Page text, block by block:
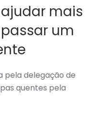
mais
um
pela delegação de
quentes pela